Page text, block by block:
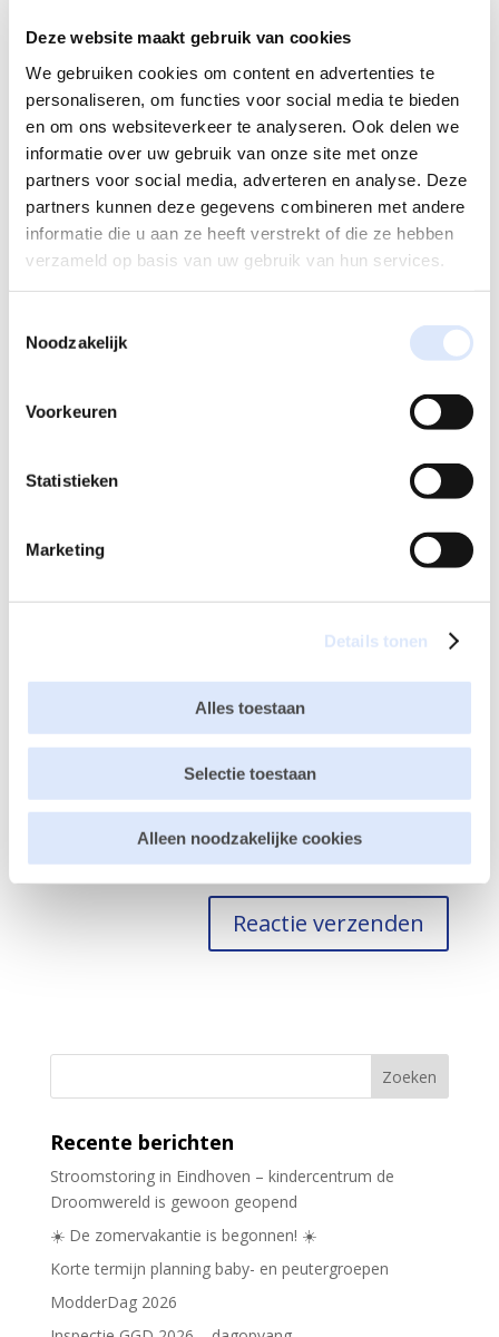
Deze website maakt gebruik van cookies
We gebruiken cookies om content en advertenties te
personaliseren, om functies voor social media te bieden
en om ons websiteverkeer te analyseren. Ook delen we
informatie over uw gebruik van onze site met onze
partners voor social media, adverteren en analyse. Deze
partners kunnen deze gegevens combineren met andere
informatie die u aan ze heeft verstrekt of die ze hebben
verzameld op basis van uw gebruik van hun services.
Noodzakelijk
Voorkeuren
Statistieken
Marketing
Details tonen
Alles toestaan
Selectie toestaan
Alleen noodzakelijke cookies
Je e-mailadres wordt niet gepubliceerd.
Vereiste velden
Mijn naam, e-mail en site opslaan in deze browser
voor de volgende keer wanneer ik een reactie plaats.
Recente berichten
Stroomstoring in Eindhoven – kindercentrum de
Droomwereld is gewoon geopend
☀️ De zomervakantie is begonnen! ☀️
Korte termijn planning baby- en peutergroepen
ModderDag 2026